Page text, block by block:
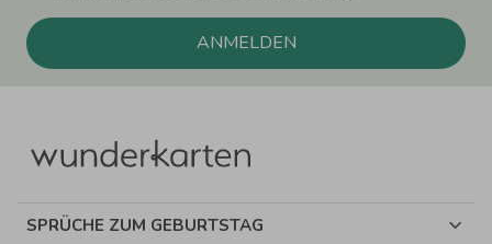
ANMELDEN
SPRÜCHE ZUM GEBURTSTAG